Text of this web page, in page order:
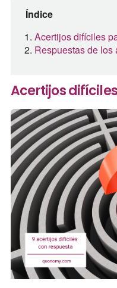
Índice
Acertijos difíciles
Respuestas de
Acertijos